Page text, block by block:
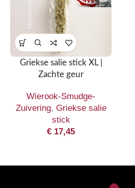
Griekse salie stick XL |
Zachte geur
Wierook-Smudge-
Zuivering, Griekse salie
stick
€ 17,45